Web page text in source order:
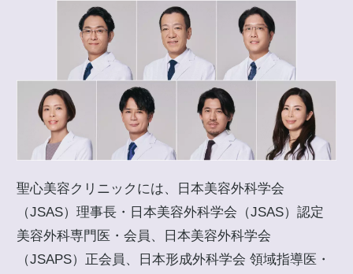
聖心美容クリニックには、日本美容外科学会
（JSAS）理事長・日本美容外科学会（JSAS）認定
美容外科専門医・会員、日本美容外科学会
（JSAPS）正会員、日本形成外科学会 領域指導医・